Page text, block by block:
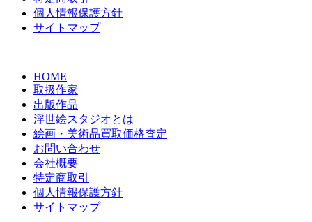
個人情報保護方針
サイトマップ
HOME
取扱作家
出版作品
浮世絵スタジオとは
絵画・美術品買取価格査定
お問い合わせ
会社概要
特定商取引
個人情報保護方針
サイトマップ